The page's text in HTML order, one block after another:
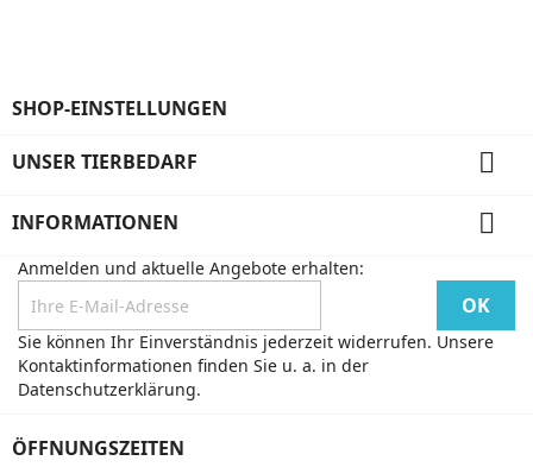
SHOP-EINSTELLUNGEN
UNSER TIERBEDARF 
INFORMATIONEN 
Anmelden und aktuelle Angebote erhalten:
Sie können Ihr Einverständnis jederzeit widerrufen. Unsere
Kontaktinformationen finden Sie u. a. in der
Datenschutzerklärung.
ÖFFNUNGSZEITEN